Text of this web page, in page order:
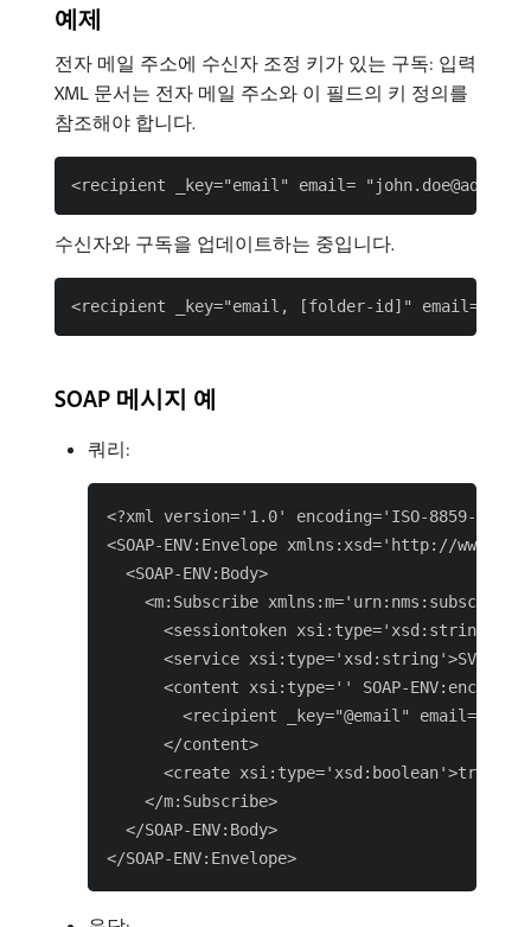
예제
전자 메일 주소에 수신자 조정 키가 있는 구독: 입력
XML 문서는 전자 메일 주소와 이 필드의 키 정의를
참조해야 합니다.
수신자와 구독을 업데이트하는 중입니다.
SOAP 메시지 예
쿼리:
<?xml version='1.0' encoding='ISO-8859-1'?>
<SOAP-ENV:Envelope xmlns:xsd='http://
  <SOAP-ENV:Body>
<m:Subscribe
      <sessiontoken xsi:type='xsd:string'/>
<service xsi:type='xsd:string'>SVC1</
<content xsi:type='' SOAP-
<recipient _key="@email" email=
      </content>
<create xsi:type='xsd:boolean'>true</
    </m:Subscribe>
  </SOAP-ENV:Body>